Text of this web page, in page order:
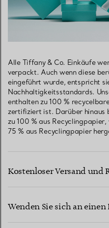
Alle Tiffany & Co. Einkäufe
verpackt. Auch wenn diese
eingeführt wurde, entspricht
Nachhaltigkeitsstandards.
enthalten zu 100 %
zertifiziert ist. Darüber hinaus
zu 100 % aus
75 % aus Recyclingpapier
Kostenloser Versand und
Wenden Sie sich an